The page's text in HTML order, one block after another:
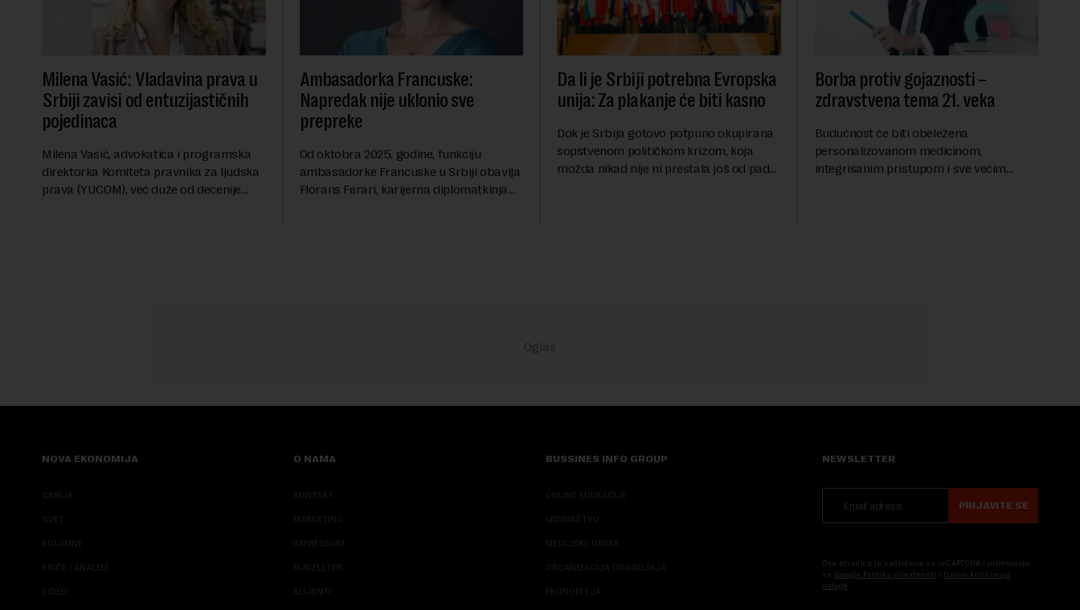
Milena Vasić: Vladavina prava u
Srbiji zavisi od entuzijastičnih
pojedinaca
Milena Vasić, advokatica i programska
direktorka Komiteta pravnika za ljudska
prava (YUCOM), već duže od decenije
Ambasadorka Francuske:
Napredak nije uklonio sve
prepreke
Od oktobra 2025. godine, funkciju
ambasadorke Francuske u Srbiji obavlja
Florans Ferari, karijerna diplomatkinja
Da li je Srbiji potrebna Evropska
unija: Za plakanje će biti kasno
Dok je Srbija gotovo potpuno okupirana
sopstvenom političkom krizom, koja
možda nikad nije ni prestala još od pada
Borba protiv gojaznosti –
zdravstvena tema 21. veka
Budućnost će biti obeležena
personalizovanom medicinom,
integrisanim pristupom i sve većim
NOVA EKONOMIJA
SRBIJA
SVET
KOLUMNE
PRIČE I ANALIZE
VIDEO
O NAMA
KONTAKT
MARKETING
IMPRESSUM
NJUZLETER
KLIJENTI
BUSSINES INFO GROUP
ONLINE EDUKACIJE
IZDAVAŠTVO
MEDIJSKE OBUKE
ORGANIZACIJA DOGADJAJA
EKONOM I JA
NEWSLETTER
PRIJAVITE SE
Ova stranica je zaštićena sa reCAPTCHA i primenjuju
se Google Politika privatnosti i Uslovi korišćenja
usluge